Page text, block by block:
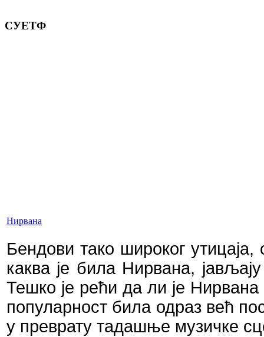
СУЕТФ
Нирвана
Бендови тако широког утицаја,
каква је била Нирвана,
Тешко је рећи да ли је
популарност била одраз већ
у преврату тадашње музичке